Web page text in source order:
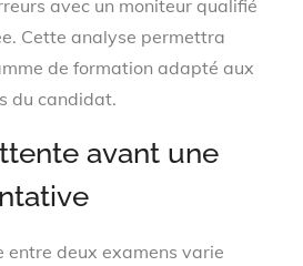
avec un moniteur qualifié
Cette analyse permettra
de formation adapté aux
du candidat.
avant une
deux examens varie